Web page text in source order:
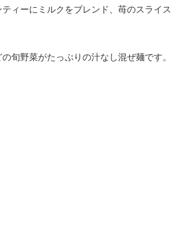
ィーにミルクをブレンド、苺のスライス
旬野菜がたっぷりの汁なし混ぜ麺です。